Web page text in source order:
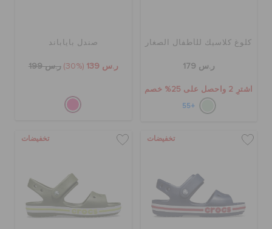
كلوغ كلاسيك للأطفال الصغار
ر.س 179
اشترِ 2 واحصل على 25% خصم
+55
صندل باياباند
ر.س 139 (30%) ر.س 199
تخفيضات تخفيضات